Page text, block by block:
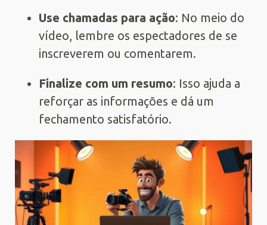
Use chamadas para ação: No meio do
vídeo, lembre os espectadores de se
inscreverem ou comentarem.
Finalize com um resumo: Isso ajuda a
reforçar as informações e dá um
fechamento satisfatório.